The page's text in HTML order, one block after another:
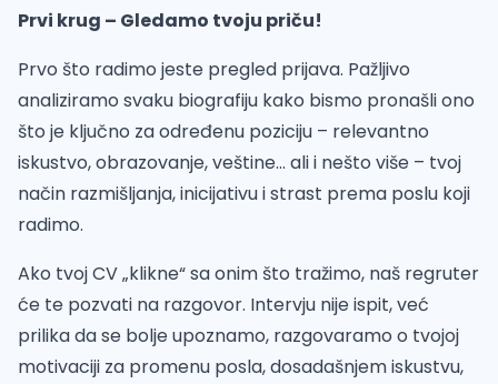
Prvi krug – Gledamo tvoju priču!
Prvo što radimo jeste pregled prijava. Pažljivo
analiziramo svaku biografiju kako bismo pronašli ono
što je ključno za određenu poziciju – relevantno
iskustvo, obrazovanje, veštine... ali i nešto više – tvoj
način razmišljanja, inicijativu i strast prema poslu koji
radimo.
Ako tvoj CV „klikne“ sa onim što tražimo, naš regruter
će te pozvati na razgovor. Intervju nije ispit, već
prilika da se bolje upoznamo, razgovaramo o tvojoj
motivaciji za promenu posla, dosadašnjem iskustvu,